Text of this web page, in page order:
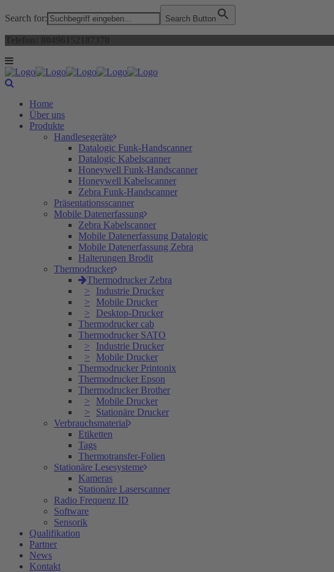
Search for: Search Button
Home
Über uns
Produkte
Handlesegeräte
Datalogic Funk-Handscanner
Datalogic Kabelscanner
Honeywell Funk-Handscanner
Honeywell Kabelscanner
Zebra Funk-Handscanner
Präsentationsscanner
Mobile Datenerfassung
Zebra Kabelscanner
Mobile Datenerfassung Datalogic
Mobile Datenerfassung Zebra
Halterungen Brodit
Thermodrucker
Thermodrucker Zebra
Industrie Drucker
Mobile Drucker
Desktop-Drucker
Thermodrucker cab
Thermodrucker SATO
Industrie Drucker
Mobile Drucker
Thermodrucker Printonix
Thermodrucker Epson
Thermodrucker Brother
Mobile Drucker
Stationäre Drucker
Verbrauchsmaterial
Etiketten
Tags
Thermotransfer-Folien
Stationäre Lesesysteme
Kameras
Stationäre Laserscanner
Radio Frequenz ID
Software
Sensorik
Qualifikation
Partner
News
Kontakt